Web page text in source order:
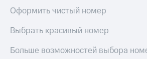
Оформить чистый номер
Выбрать красивый номер
Больше возможностей выбора